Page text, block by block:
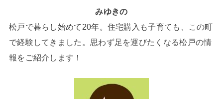
みゆきの
松戸で暮らし始めて20年。住宅購入も子育ても、この町
で経験してきました。思わず足を運びたくなる松戸の情
報をご紹介します！